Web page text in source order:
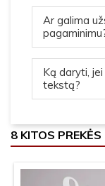
Ar galima
Ką daryti,
tekstą?
8 KITOS PREKĖS